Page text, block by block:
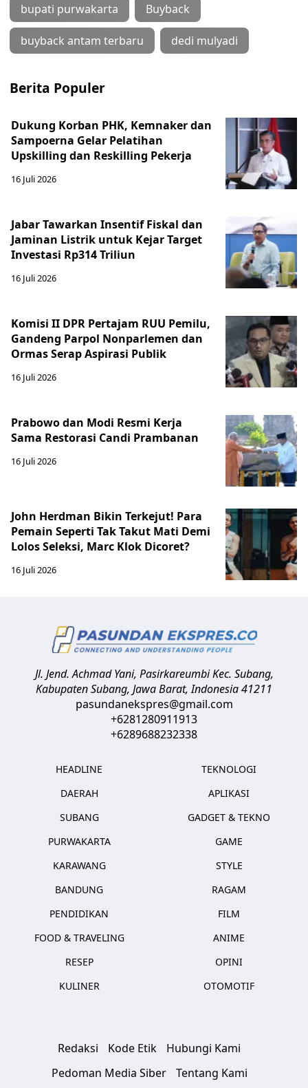
bupati purwakarta Buyback
buyback antam terbaru dedi mulyadi
Berita Populer
Dukung Korban PHK, Kemnaker dan
Sampoerna Gelar Pelatihan
Upskilling dan Reskilling Pekerja
16 Juli 2026
Jabar Tawarkan Insentif Fiskal dan
Jaminan Listrik untuk Kejar Target
Investasi Rp314 Triliun
16 Juli 2026
Komisi II DPR Pertajam RUU Pemilu,
Gandeng Parpol Nonparlemen dan
Ormas Serap Aspirasi Publik
16 Juli 2026
Prabowo dan Modi Resmi Kerja
Sama Restorasi Candi Prambanan
16 Juli 2026
John Herdman Bikin Terkejut! Para
Pemain Seperti Tak Takut Mati Demi
Lolos Seleksi, Marc Klok Dicoret?
16 Juli 2026
Jl. Jend. Achmad Yani, Pasirkareumbi Kec. Subang,
Kabupaten Subang, Jawa Barat,Indonesia41211
pasundanekspres@gmail.com
+6281280911913
+6289688232338
HEADLINE
DAERAH
SUBANG
PURWAKARTA
KARAWANG
BANDUNG
PENDIDIKAN
FOOD & TRAVELING
RESEP
KULINER
TEKNOLOGI
APLIKASI
GADGET & TEKNO
GAME
STYLE
RAGAM
FILM
ANIME
OPINI
OTOMOTIF
Redaksi Kode Etik
Hubungi Kami
Pedoman Media Siber
Tentang Kami